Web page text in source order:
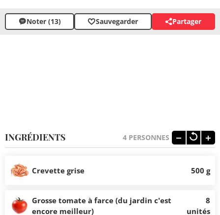
étapes et permet de créer un plat léger et savoureux,
parfait pour un déjeuner en terrasse ou une entrée
Noter (13) Sauvegarder Partager
INGRÉDIENTS 4 PERSONNES
Crevette grise 500 g
Grosse tomate à farce (du jardin c'est
encore meilleur)
8
unités